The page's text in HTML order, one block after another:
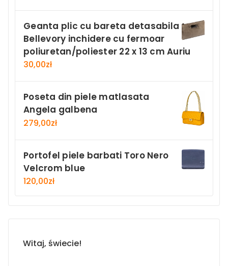
Geanta plic cu bareta detasabila
Bellevory inchidere cu fermoar
poliuretan/poliester 22 x 13 cm Auriu
30,00zł
Poseta din piele matlasata
Angela galbena
279,00zł
Portofel piele barbati Toro Nero
Velcrom blue
120,00zł
Witaj, świecie!